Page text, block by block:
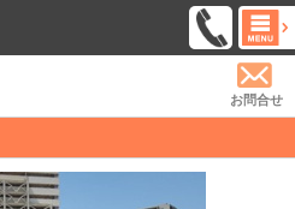
お問合せ